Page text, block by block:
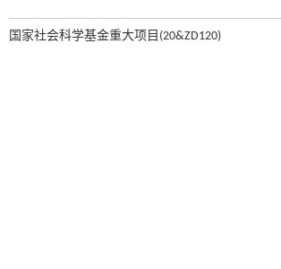
国家社会科学基金重大项目(20&ZD120)